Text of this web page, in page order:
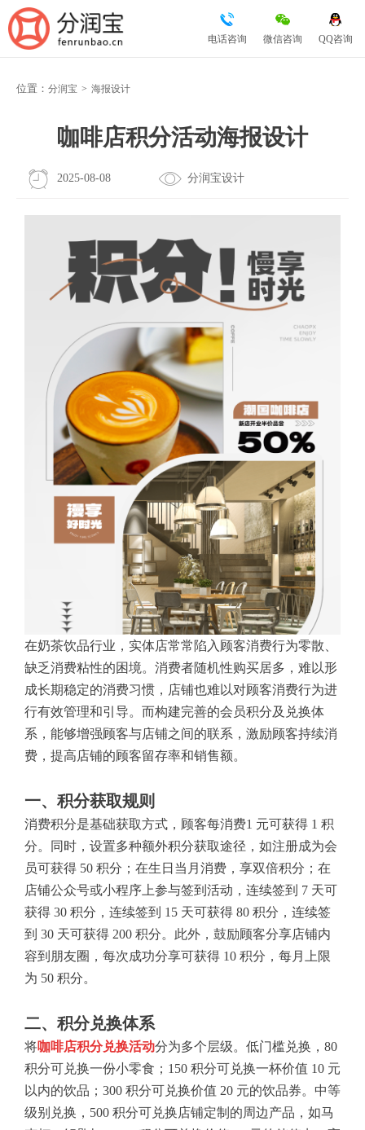
QQ咨询
微信咨询
电话咨询
位置： 分润宝 > 海报设计
咖啡店积分活动海报设计
2025-08-08 分润宝设计
在奶茶饮品行业，实体店常常陷入顾客消费行为零散、
缺乏消费粘性的困境。消费者随机性购买居多，难以形
成长期稳定的消费习惯，店铺也难以对顾客消费行为进
行有效管理和引导。而构建完善的会员积分及兑换体
系，能够增强顾客与店铺之间的联系，激励顾客持续消
费，提高店铺的顾客留存率和销售额。
一、积分获取规则
消费积分是基础获取方式，顾客每消费1 元可获得 1 积
分。同时，设置多种额外积分获取途径，如注册成为会
员可获得 50 积分；在生日当月消费，享双倍积分；在
店铺公众号或小程序上参与签到活动，连续签到 7 天可
获得 30 积分，连续签到 15 天可获得 80 积分，连续签
到 30 天可获得 200 积分。此外，鼓励顾客分享店铺内
容到朋友圈，每次成功分享可获得 10 积分，每月上限
为 50 积分。
二、积分兑换体系
将咖啡店积分兑换活动分为多个层级。低门槛兑换，80
积分可兑换一份小零食；150 积分可兑换一杯价值 10 元
以内的饮品；300 积分可兑换价值 20 元的饮品券。中等
级别兑换，500 积分可兑换店铺定制的周边产品，如马